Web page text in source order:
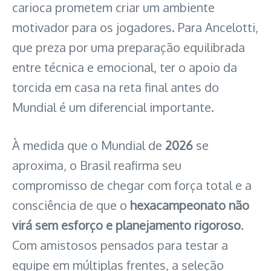
carioca prometem criar um ambiente
motivador para os jogadores. Para Ancelotti,
que preza por uma preparação equilibrada
entre técnica e emocional, ter o apoio da
torcida em casa na reta final antes do
Mundial é um diferencial importante.
À medida que o Mundial de 2026 se
aproxima, o Brasil reafirma seu
compromisso de chegar com força total e a
consciência de que o hexacampeonato não
virá sem esforço e planejamento rigoroso.
Com amistosos pensados para testar a
equipe em múltiplas frentes, a seleção